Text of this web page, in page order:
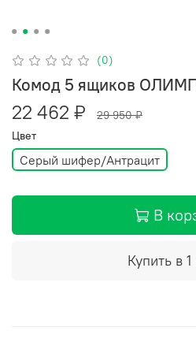
(0)
Комод 5 ящиков
22 462 ₽
29 950 ₽
Цвет
Серый шифер/Антрацит
В
Купить в